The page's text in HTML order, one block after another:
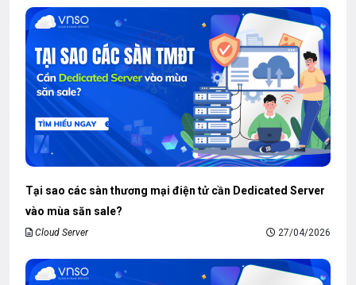
Tại sao các sàn thương mại điện tử cần Dedicated Server
vào mùa săn sale?
Cloud Server 27/04/2026